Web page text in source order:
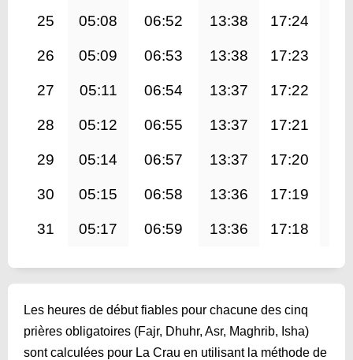
25 05:08 06:52 13:38 17:24
26 05:09 06:53 13:38 17:23
27 05:11 06:54 13:37 17:22
28 05:12 06:55 13:37 17:21
29 05:14 06:57 13:37 17:20
30 05:15 06:58 13:36 17:19
31 05:17 06:59 13:36 17:18
Les heures de début fiables pour chacune des cinq
prières obligatoires (Fajr, Dhuhr, Asr, Maghrib, Isha)
sont calculées pour La Crau en utilisant la méthode de